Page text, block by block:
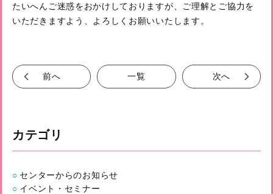
たいへんご迷惑をおかけしておりますが、ご理解とご協力を
いただきますよう、よろしくお願いいたします。
前へ 一覧 次へ
カテゴリ
センターからのお知らせ
イベント・セミナー